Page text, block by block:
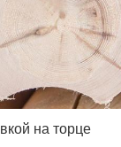
на торце